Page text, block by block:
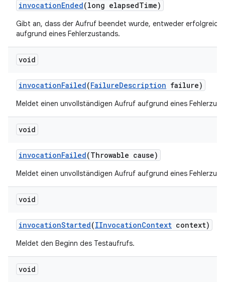
invocationEnded(long elapsedTime)
Gibt an, dass der Aufruf beendet wurde, entweder erfolgreich
aufgrund eines Fehlerzustands.
void
invocationFailed(FailureDescription failure)
Meldet einen unvollständigen Aufruf aufgrund eines
void
invocationFailed(Throwable cause)
Meldet einen unvollständigen Aufruf aufgrund eines
void
invocationStarted(IInvocationContext context)
Meldet den Beginn des Testaufrufs.
void